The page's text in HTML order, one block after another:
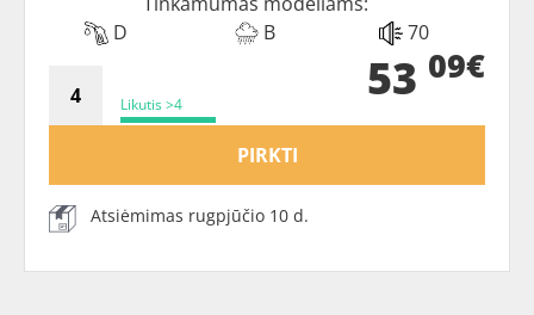
D
B 70
Likutis >4 53 09€
PIRKTI
Atsiėmimas rugpjūčio 10 d.